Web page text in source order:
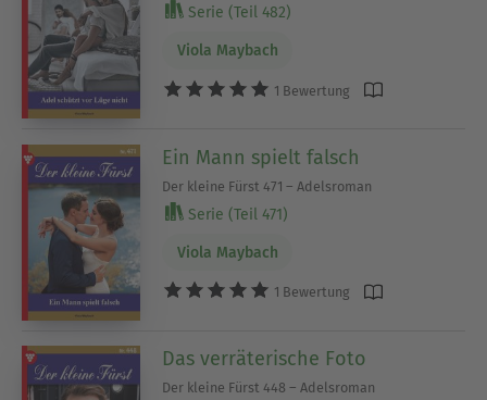
Serie (Teil 482)
Viola Maybach
1 Bewertung
Ein Mann spielt falsch
Der kleine Fürst 471 – Adelsroman
Serie (Teil 471)
Viola Maybach
1 Bewertung
Das verräterische Foto
Der kleine Fürst 448 – Adelsroman